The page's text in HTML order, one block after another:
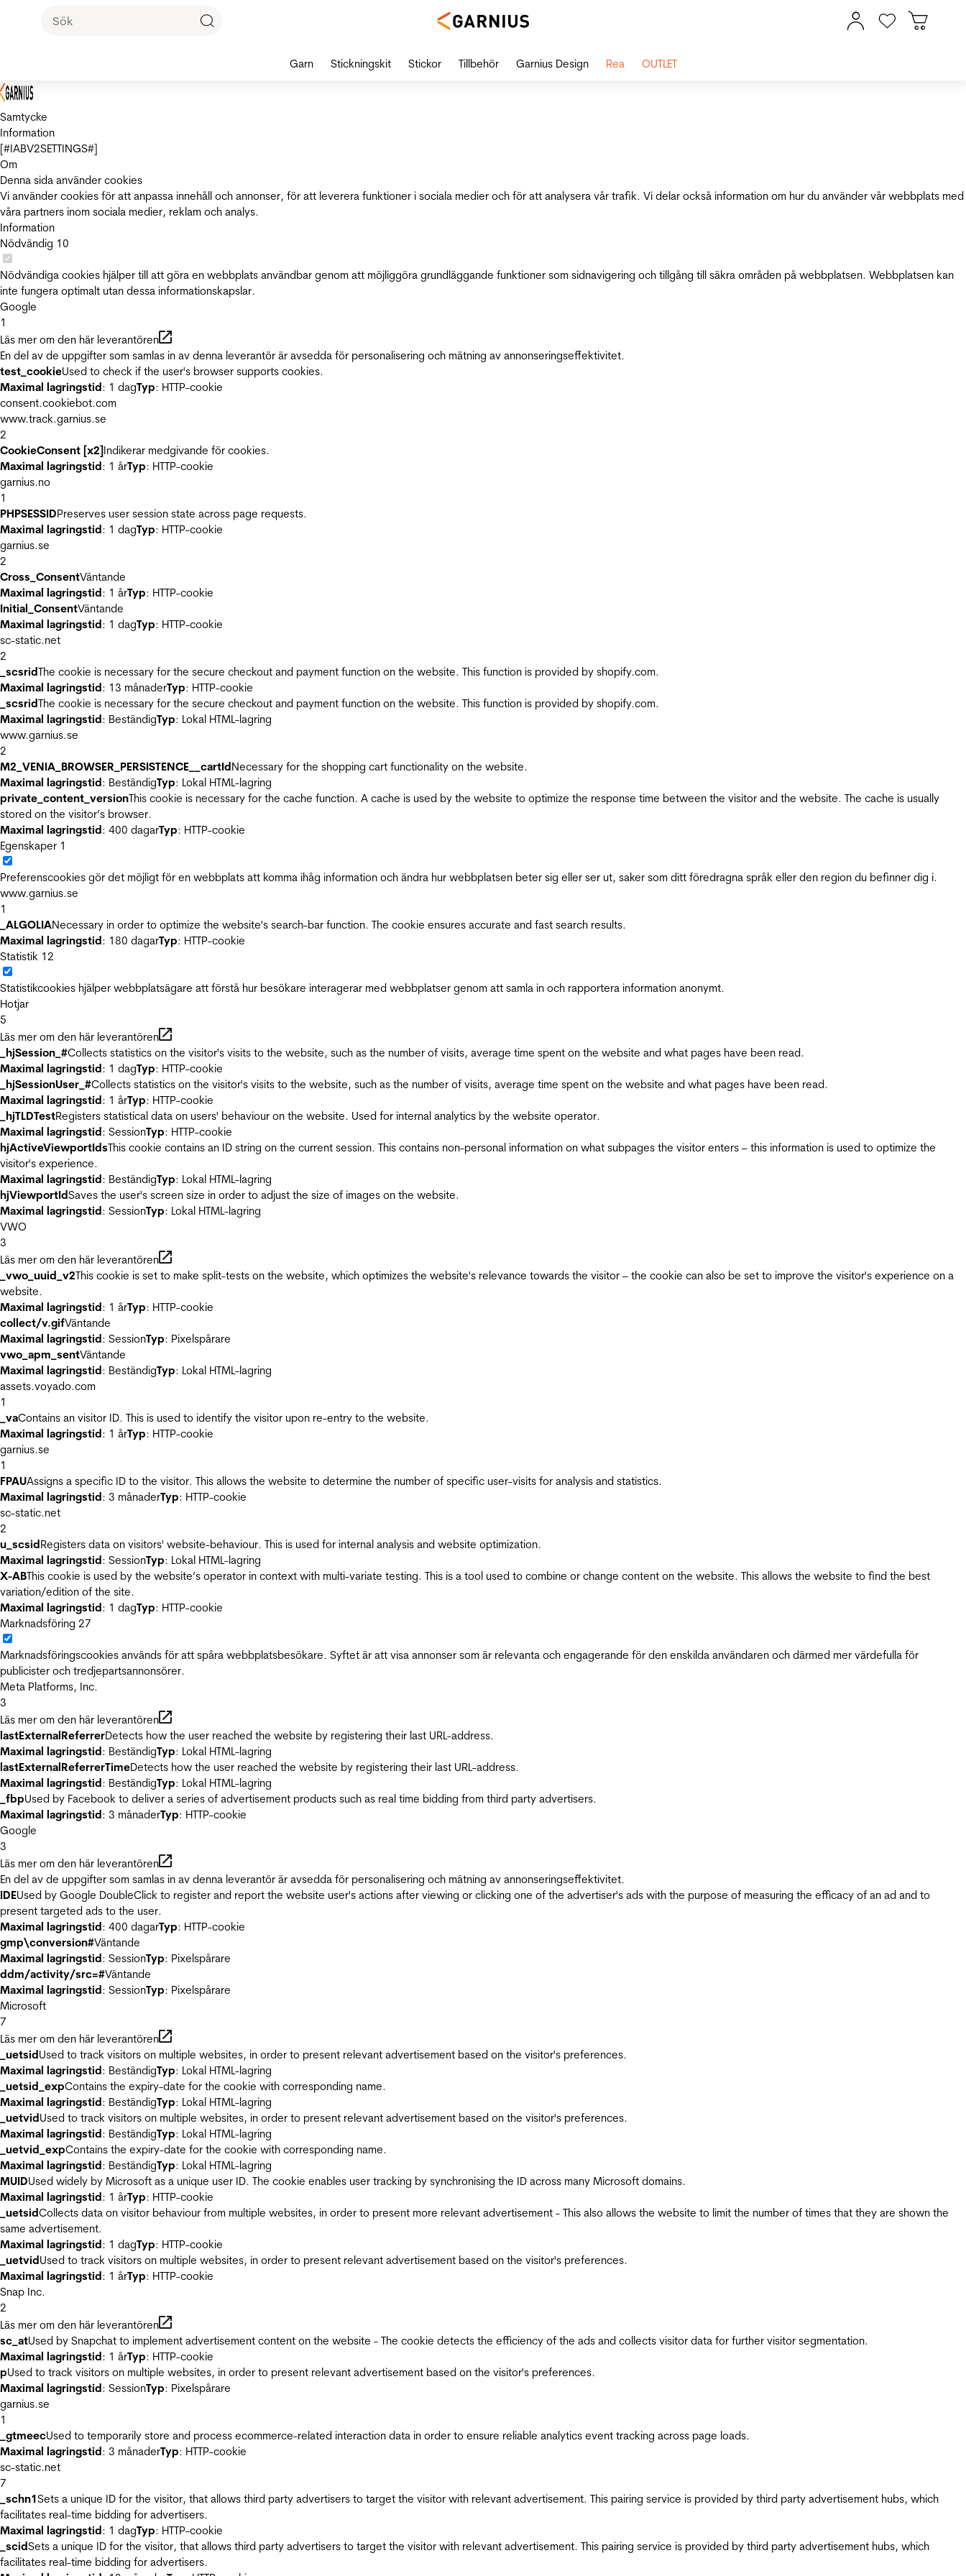
Samtycke
Information
[#IABV2SETTINGS#]
Om
Denna sida använder cookies
Vi använder cookies för att anpassa innehåll och annonser, för att leverera funktioner i sociala medier och för att analysera vår trafik. Vi delar också information om hur du använder vår webbplats med
våra partners inom sociala medier, reklam och analys.
Information
Nödvändig 10
Nödvändiga cookies hjälper till att göra en webbplats användbar genom att möjliggöra grundläggande funktioner som sidnavigering och tillgång till säkra områden på webbplatsen. Webbplatsen kan
inte fungera optimalt utan dessa informationskapslar.
Google
1
Läs mer om den här leverantören
En del av de uppgifter som samlas in av denna leverantör är avsedda för personalisering och mätning av annonseringseffektivitet.
test_cookieUsed to check if the user's browser supports cookies.
Maximal lagringstid: 1 dagTyp: HTTP-cookie
consent.cookiebot.com
www.track.garnius.se
2
CookieConsent [x2]Indikerar medgivande för cookies.
Maximal lagringstid: 1 årTyp: HTTP-cookie
garnius.no
1
PHPSESSIDPreserves user session state across page requests.
Maximal lagringstid: 1 dagTyp: HTTP-cookie
garnius.se
2
Cross_ConsentVäntande
Maximal lagringstid: 1 årTyp: HTTP-cookie
Initial_ConsentVäntande
Maximal lagringstid: 1 dagTyp: HTTP-cookie
sc-static.net
2
_scsridThe cookie is necessary for the secure checkout and payment function on the website. This function is provided by shopify.com.
Maximal lagringstid: 13 månaderTyp: HTTP-cookie
_scsridThe cookie is necessary for the secure checkout and payment function on the website. This function is provided by shopify.com.
Maximal lagringstid: BeständigTyp: Lokal HTML-lagring
www.garnius.se
2
M2_VENIA_BROWSER_PERSISTENCE__cartIdNecessary for the shopping cart functionality on the website.
Maximal lagringstid: BeständigTyp: Lokal HTML-lagring
private_content_versionThis cookie is necessary for the cache function. A cache is used by the website to optimize the response time between the visitor and the website. The cache is usually
stored on the visitor’s browser.
Maximal lagringstid: 400 dagarTyp: HTTP-cookie
Egenskaper 1
Preferenscookies gör det möjligt för en webbplats att komma ihåg information och ändra hur webbplatsen beter sig eller ser ut, saker som ditt föredragna språk eller den region du befinner dig i.
www.garnius.se
1
_ALGOLIANecessary in order to optimize the website's search-bar function. The cookie ensures accurate and fast search results.
Maximal lagringstid: 180 dagarTyp: HTTP-cookie
Statistik 12
Statistikcookies hjälper webbplatsägare att förstå hur besökare interagerar med webbplatser genom att samla in och rapportera information anonymt.
Hotjar
5
Läs mer om den här leverantören
_hjSession_#Collects statistics on the visitor's visits to the website, such as the number of visits, average time spent on the website and what pages have been read.
Maximal lagringstid: 1 dagTyp: HTTP-cookie
_hjSessionUser_#Collects statistics on the visitor's visits to the website, such as the number of visits, average time spent on the website and what pages have been read.
Maximal lagringstid: 1 årTyp: HTTP-cookie
_hjTLDTestRegisters statistical data on users' behaviour on the website. Used for internal analytics by the website operator.
Maximal lagringstid: SessionTyp: HTTP-cookie
hjActiveViewportIdsThis cookie contains an ID string on the current session. This contains non-personal information on what subpages the visitor enters – this information is used to optimize the
visitor's experience.
Maximal lagringstid: BeständigTyp: Lokal HTML-lagring
hjViewportIdSaves the user's screen size in order to adjust the size of images on the website.
Maximal lagringstid: SessionTyp: Lokal HTML-lagring
VWO
3
Läs mer om den här leverantören
_vwo_uuid_v2This cookie is set to make split-tests on the website, which optimizes the website's relevance towards the visitor – the cookie can also be set to improve the visitor's experience on a
website.
Maximal lagringstid: 1 årTyp: HTTP-cookie
collect/v.gifVäntande
Maximal lagringstid: SessionTyp: Pixelspårare
vwo_apm_sentVäntande
Maximal lagringstid: BeständigTyp: Lokal HTML-lagring
assets.voyado.com
1
_vaContains an visitor ID. This is used to identify the visitor upon re-entry to the website.
Maximal lagringstid: 1 årTyp: HTTP-cookie
garnius.se
1
FPAUAssigns a specific ID to the visitor. This allows the website to determine the number of specific user-visits for analysis and statistics.
Maximal lagringstid: 3 månaderTyp: HTTP-cookie
sc-static.net
2
u_scsidRegisters data on visitors' website-behaviour. This is used for internal analysis and website optimization.
Maximal lagringstid: SessionTyp: Lokal HTML-lagring
X-ABThis cookie is used by the website’s operator in context with multi-variate testing. This is a tool used to combine or change content on the website. This allows the website to find the best
variation/edition of the site.
Maximal lagringstid: 1 dagTyp: HTTP-cookie
Marknadsföring 27
Marknadsföringscookies används för att spåra webbplatsbesökare. Syftet är att visa annonser som är relevanta och engagerande för den enskilda användaren och därmed mer värdefulla för
publicister och tredjepartsannonsörer.
Meta Platforms, Inc.
3
Läs mer om den här leverantören
lastExternalReferrerDetects how the user reached the website by registering their last URL-address.
Maximal lagringstid: BeständigTyp: Lokal HTML-lagring
lastExternalReferrerTimeDetects how the user reached the website by registering their last URL-address.
Maximal lagringstid: BeständigTyp: Lokal HTML-lagring
_fbpUsed by Facebook to deliver a series of advertisement products such as real time bidding from third party advertisers.
Maximal lagringstid: 3 månaderTyp: HTTP-cookie
Google
3
Läs mer om den här leverantören
En del av de uppgifter som samlas in av denna leverantör är avsedda för personalisering och mätning av annonseringseffektivitet.
IDEUsed by Google DoubleClick to register and report the website user's actions after viewing or clicking one of the advertiser's ads with the purpose of measuring the efficacy of an ad and to
present targeted ads to the user.
Maximal lagringstid: 400 dagarTyp: HTTP-cookie
gmp\conversion#Väntande
Maximal lagringstid: SessionTyp: Pixelspårare
ddm/activity/src=#Väntande
Maximal lagringstid: SessionTyp: Pixelspårare
Microsoft
7
Läs mer om den här leverantören
_uetsidUsed to track visitors on multiple websites, in order to present relevant advertisement based on the visitor's preferences.
Maximal lagringstid: BeständigTyp: Lokal HTML-lagring
_uetsid_expContains the expiry-date for the cookie with corresponding name.
Maximal lagringstid: BeständigTyp: Lokal HTML-lagring
_uetvidUsed to track visitors on multiple websites, in order to present relevant advertisement based on the visitor's preferences.
Maximal lagringstid: BeständigTyp: Lokal HTML-lagring
_uetvid_expContains the expiry-date for the cookie with corresponding name.
Maximal lagringstid: BeständigTyp: Lokal HTML-lagring
MUIDUsed widely by Microsoft as a unique user ID. The cookie enables user tracking by synchronising the ID across many Microsoft domains.
Maximal lagringstid: 1 årTyp: HTTP-cookie
_uetsidCollects data on visitor behaviour from multiple websites, in order to present more relevant advertisement - This also allows the website to limit the number of times that they are shown the
same advertisement.
Maximal lagringstid: 1 dagTyp: HTTP-cookie
_uetvidUsed to track visitors on multiple websites, in order to present relevant advertisement based on the visitor's preferences.
Maximal lagringstid: 1 årTyp: HTTP-cookie
Snap Inc.
2
Läs mer om den här leverantören
sc_atUsed by Snapchat to implement advertisement content on the website - The cookie detects the efficiency of the ads and collects visitor data for further visitor segmentation.
Maximal lagringstid: 1 årTyp: HTTP-cookie
pUsed to track visitors on multiple websites, in order to present relevant advertisement based on the visitor's preferences.
Maximal lagringstid: SessionTyp: Pixelspårare
garnius.se
1
_gtmeecUsed to temporarily store and process ecommerce-related interaction data in order to ensure reliable analytics event tracking across page loads.
Maximal lagringstid: 3 månaderTyp: HTTP-cookie
sc-static.net
7
_schn1Sets a unique ID for the visitor, that allows third party advertisers to target the visitor with relevant advertisement. This pairing service is provided by third party advertisement hubs, which
facilitates real-time bidding for advertisers.
Maximal lagringstid: 1 dagTyp: HTTP-cookie
_scidSets a unique ID for the visitor, that allows third party advertisers to target the visitor with relevant advertisement. This pairing service is provided by third party advertisement hubs, which
facilitates real-time bidding for advertisers.
Garn Stickningskit Stickor Tillbehör Garnius Design Rea OUTLET